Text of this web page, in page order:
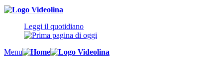
Leggi il quotidiano
Menu